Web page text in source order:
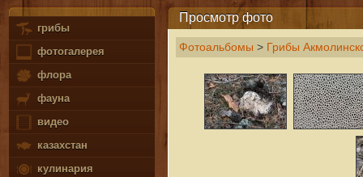
грибы
фотогалерея
флора
фауна
видео
казахстан
кулинария
Просмотр фото
Фотоальбомы > Грибы